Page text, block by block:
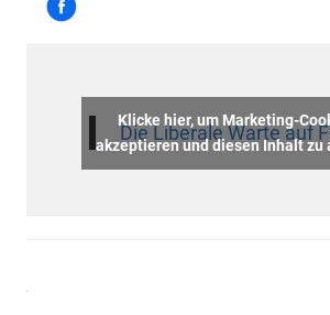
Die Liberale Warte auf
Klicke hier, um Marketing-
akzeptieren und diesen Inhalt zu